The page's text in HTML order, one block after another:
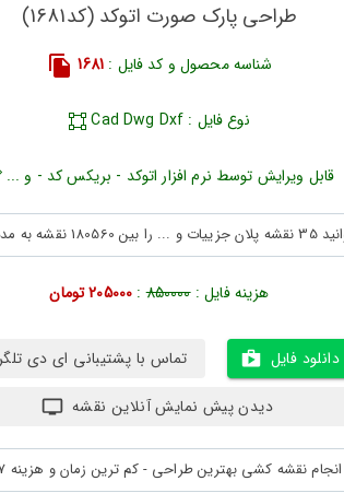
طراحی پارک صورت اتوکد (کد1681)
شناسه محصول و کد فایل : 1681
نوع فایل : Cad Dwg Dxf
قابل ویرایش توسط نرم افزار اتوکد - بریکس کد - و ...
روز دانلود کنید
هزینه فایل :850000
: 205000 تومان
فایل
تماس با پشتیبانی ای دی تلگرام E2PROIR@
دیدن پیش نمایش آنلاین نقشه
نقشه کشی بهترین طراحی - کم ترین زمان و هزینه 09170547167